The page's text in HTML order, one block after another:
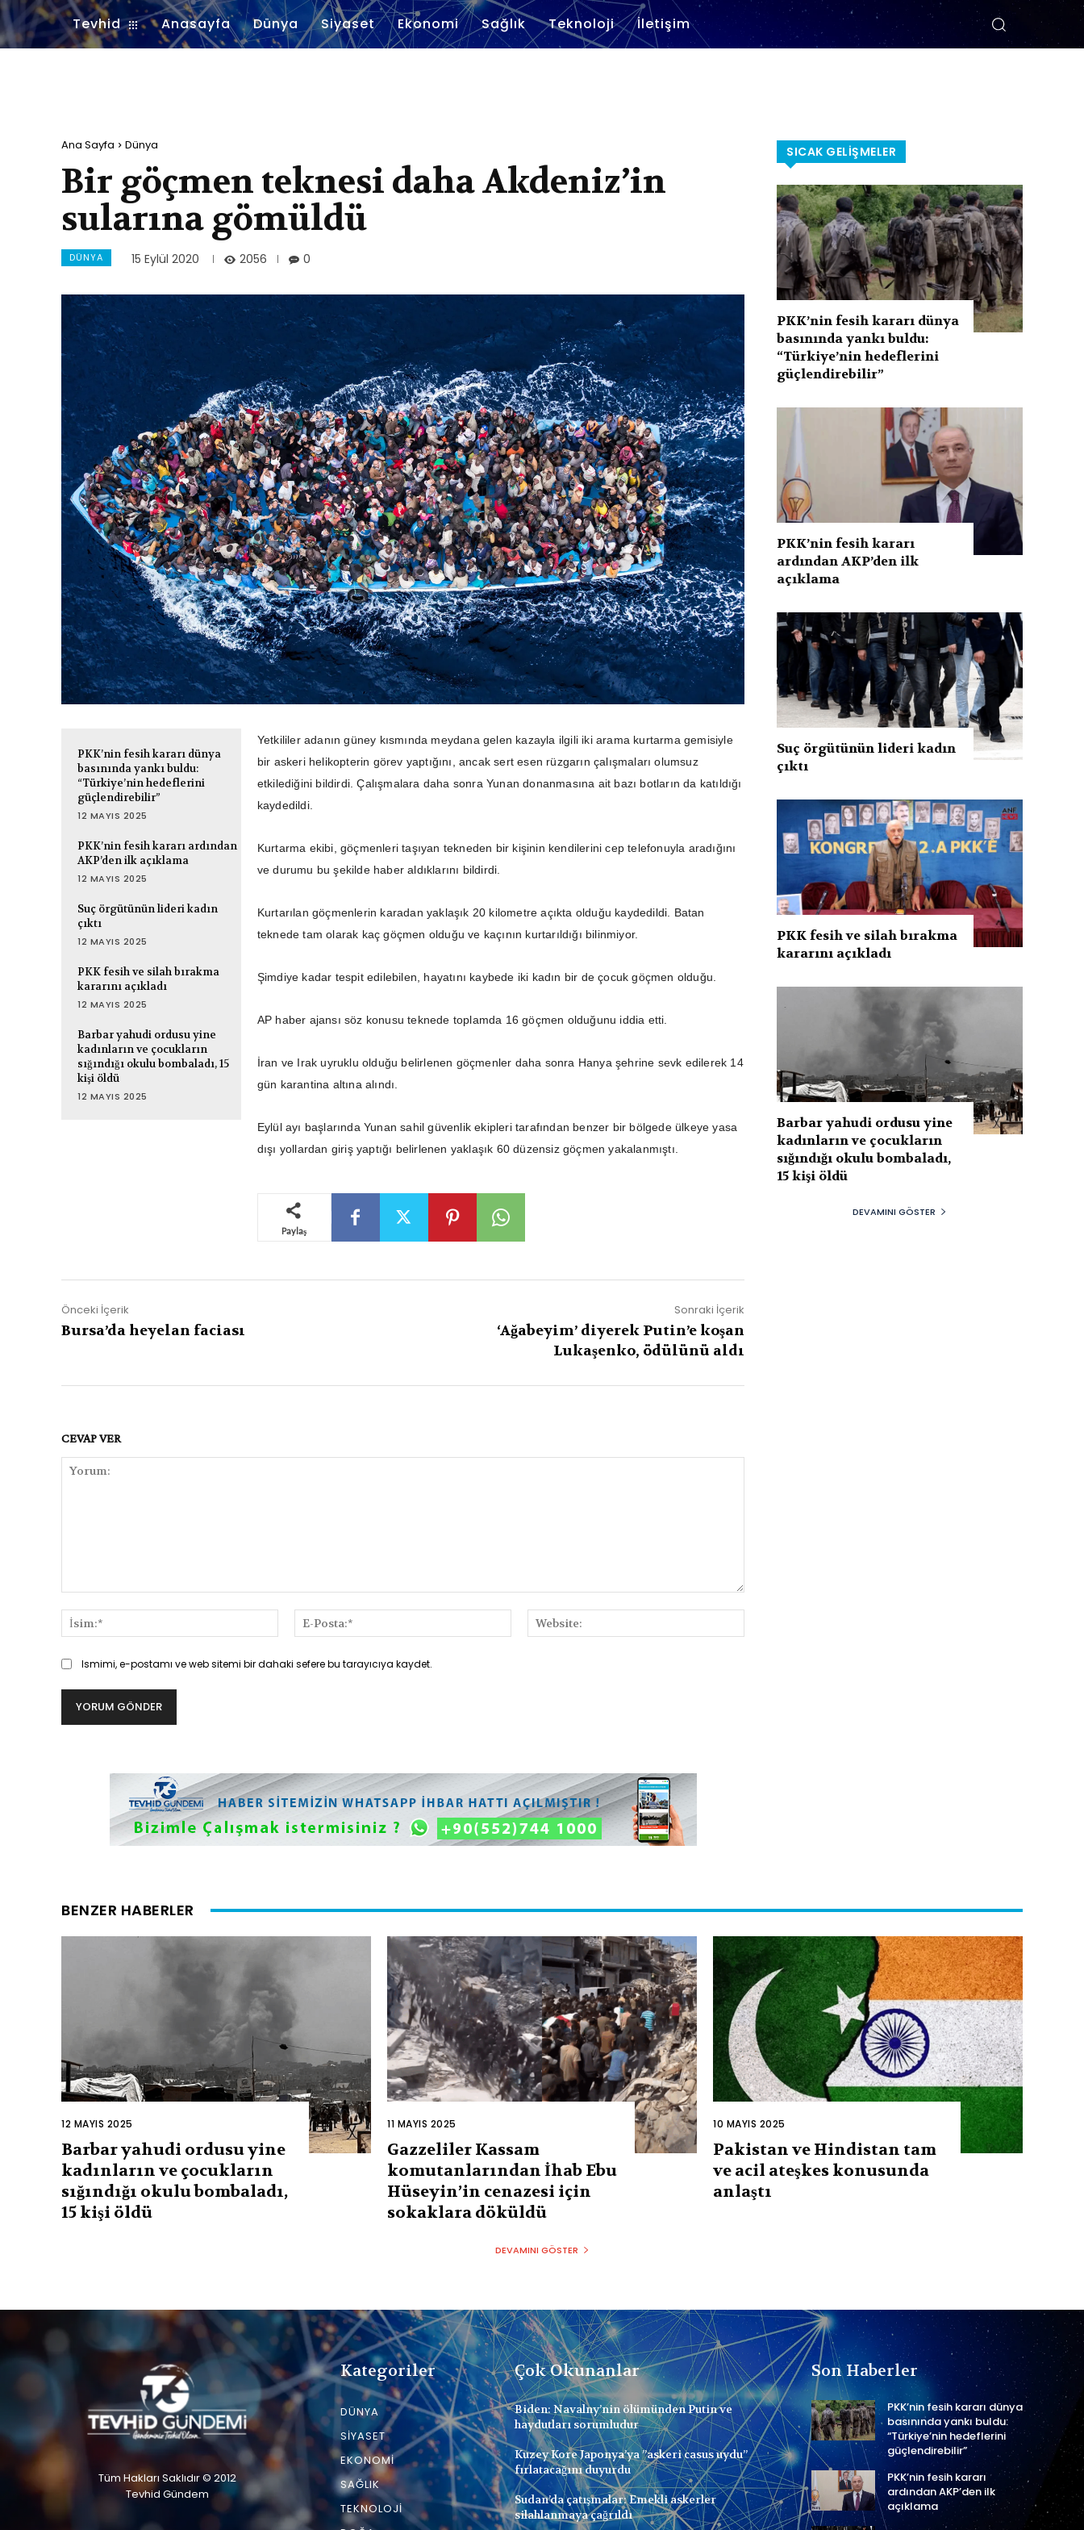
Tevhid Anasayfa Dünya Siyaset Ekonomi Sağlık Teknoloji İletişim
Ana Sayfa Dünya
Bir göçmen teknesi daha Akdeniz’in
sularına gömüldü
DÜNYA 15 Eylül 2020 2056 0
PKK’nin fesih kararı dünya
basınında yankı buldu:
“Türkiye’nin hedeflerini
güçlendirebilir”
12 MAYIS 2025
PKK’nin fesih kararı ardından
AKP’den ilk açıklama
12 MAYIS 2025
Suç örgütünün lideri kadın
çıktı
12 MAYIS 2025
PKK fesih ve silah bırakma
kararını açıkladı
12 MAYIS 2025
Barbar yahudi ordusu yine
kadınların ve çocukların
sığındığı okulu bombaladı, 15
kişi öldü
12 MAYIS 2025
Yetkililer adanın güney kısmında meydana gelen kazayla ilgili iki arama kurtarma gemisiyle
bir askeri helikopterin görev yaptığını, ancak sert esen rüzgarın çalışmaları olumsuz
etkilediğini bildirdi. Çalışmalara daha sonra Yunan donanmasına ait bazı botların da katıldığı
kaydedildi.
Kurtarma ekibi, göçmenleri taşıyan tekneden bir kişinin kendilerini cep telefonuyla aradığını
ve durumu bu şekilde haber aldıklarını bildirdi.
Kurtarılan göçmenlerin karadan yaklaşık 20 kilometre açıkta olduğu kaydedildi. Batan
teknede tam olarak kaç göçmen olduğu ve kaçının kurtarıldığı bilinmiyor.
Şimdiye kadar tespit edilebilen, hayatını kaybede iki kadın bir de çocuk göçmen olduğu.
AP haber ajansı söz konusu teknede toplamda 16 göçmen olduğunu iddia etti.
İran ve Irak uyruklu olduğu belirlenen göçmenler daha sonra Hanya şehrine sevk edilerek 14
gün karantina altına alındı.
Eylül ayı başlarında Yunan sahil güvenlik ekipleri tarafından benzer bir bölgede ülkeye yasa
dışı yollardan giriş yaptığı belirlenen yaklaşık 60 düzensiz göçmen yakalanmıştı.
Paylaş
Önceki İçerik
Bursa’da heyelan faciası
Sonraki İçerik
‘Ağabeyim’ diyerek Putin’e koşan
Lukaşenko, ödülünü aldı
CEVAP VER
İsim:*
Posta:*
Ismimi, e-postamı ve web sitemi bir dahaki sefere bu tarayıcıya kaydet.
SICAK GELIŞMELER
PKK’nin fesih kararı dünya
basınında yankı buldu:
“Türkiye’nin hedeflerini
güçlendirebilir”
PKK’nin fesih kararı
ardından AKP’den ilk
açıklama
Suç örgütünün lideri kadın
çıktı
PKK fesih ve silah bırakma
kararını açıkladı
Barbar yahudi ordusu yine
kadınların ve çocukların
sığındığı okulu bombaladı,
15 kişi öldü
DEVAMINI GÖSTER
BENZER HABERLER
12 MAYIS 2025
Barbar yahudi ordusu yine
kadınların ve çocukların
sığındığı okulu bombaladı,
15 kişi öldü
11 MAYIS 2025
Gazzeliler Kassam
komutanlarından İhab Ebu
Hüseyin’in cenazesi için
sokaklara döküldü
10 MAYIS 2025
Pakistan ve Hindistan tam
ve acil ateşkes konusunda
anlaştı
DEVAMINI GÖSTER
Tüm Hakları Saklıdır © 2012
Tevhid Gündem
Kategoriler
DÜNYA
SIYASET
EKONOMI
SAĞLIK
TEKNOLOJI
Çok Okunanlar
Biden: Navalny’nin ölümünden Putin ve
haydutları sorumludur
Kuzey Kore Japonya’ya ”askeri casus uydu”
fırlatacağını duyurdu
Sudan’da çatışmalar: Emekli askerler
silahlanmaya çağrıldı
Son Haberler
PKK’nin fesih kararı dünya
basınında yankı buldu:
“Türkiye’nin hedeflerini
güçlendirebilir”
PKK’nin fesih kararı
ardından AKP’den ilk
açıklama